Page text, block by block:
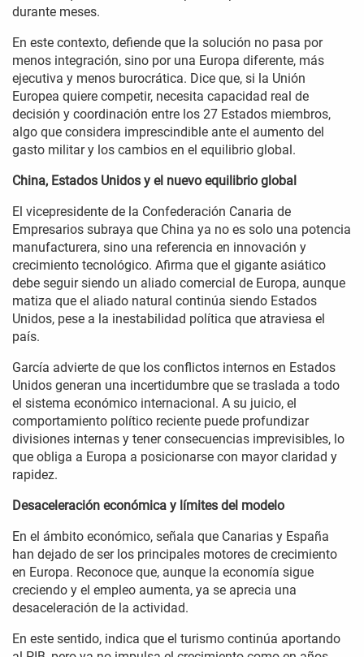
durante meses.
En este contexto, defiende que la solución no pasa por
menos integración, sino por una Europa diferente, más
ejecutiva y menos burocrática. Dice que, si la Unión
Europea quiere competir, necesita capacidad real de
decisión y coordinación entre los 27 Estados miembros,
algo que considera imprescindible ante el aumento del
gasto militar y los cambios en el equilibrio global.
China, Estados Unidos y el nuevo equilibrio global
El vicepresidente de la Confederación Canaria de
Empresarios subraya que China ya no es solo una potencia
manufacturera, sino una referencia en innovación y
crecimiento tecnológico. Afirma que el gigante asiático
debe seguir siendo un aliado comercial de Europa, aunque
matiza que el aliado natural continúa siendo Estados
Unidos, pese a la inestabilidad política que atraviesa el
país.
García advierte de que los conflictos internos en Estados
Unidos generan una incertidumbre que se traslada a todo
el sistema económico internacional. A su juicio, el
comportamiento político reciente puede profundizar
divisiones internas y tener consecuencias imprevisibles, lo
que obliga a Europa a posicionarse con mayor claridad y
rapidez.
Desaceleración económica y límites del modelo
En el ámbito económico, señala que Canarias y España
han dejado de ser los principales motores de crecimiento
en Europa. Reconoce que, aunque la economía sigue
creciendo y el empleo aumenta, ya se aprecia una
desaceleración de la actividad.
En este sentido, indica que el turismo continúa aportando